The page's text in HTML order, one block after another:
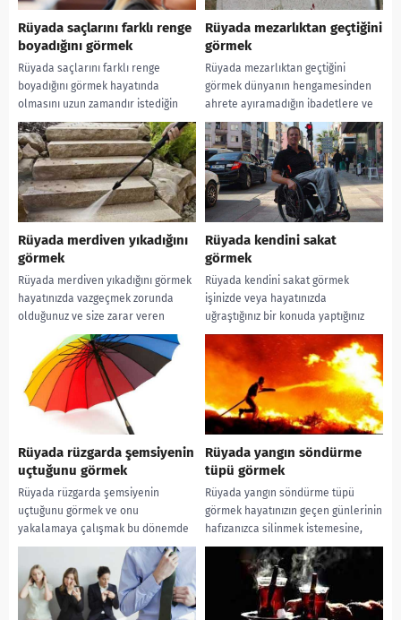
Rüyada saçlarını farklı renge
boyadığını görmek
Rüyada saçlarını farklı renge
boyadığını görmek hayatında
olmasını uzun zamandır istediğin
fakat kararsız kaldığın bazı
olaylarla yüzleşecek olmana ve
Allah’ın...
Rüyada mezarlıktan geçtiğini
görmek
Rüyada mezarlıktan geçtiğini
görmek dünyanın hengamesinden
ahrete ayıramadığın ibadetlere ve
zamana, yakında alacak olduğun bir
cenaze haberine ya da yeni...
Rüyada merdiven yıkadığını
görmek
Rüyada merdiven yıkadığını görmek
hayatınızda vazgeçmek zorunda
olduğunuz ve size zarar veren
sorunlara bir çözüm üretmeniz
gerektiğine yorumlanır. Rüyada
merdiven...
Rüyada kendini sakat
görmek
Rüyada kendini sakat görmek
işinizde veya hayatınızda
uğraştığınız bir konuda yaptığınız
aksamalara yada karşılaşacağınız
aksaklıklara yorumlanır. Rüyada
kendini sakat görmek...
Rüyada rüzgarda şemsiyenin
uçtuğunu görmek
Rüyada rüzgarda şemsiyenin
uçtuğunu görmek ve onu
yakalamaya çalışmak bu dönemde
pek çok fırsatın kapınıza gelecek
olmasına, sizinde bu fırsatları...
Rüyada yangın söndürme
tüpü görmek
Rüyada yangın söndürme tüpü
görmek hayatınızın geçen günlerinin
hafızanızca silinmek istemesine,
yeni ve güzel bir başlangıç yaparak
hayatınızın şekilleneceğine
yorumlanır....